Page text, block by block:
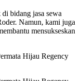
bidang jasa sewa
Namun, kami juga
mensukseskan